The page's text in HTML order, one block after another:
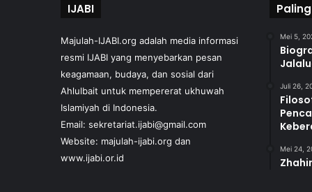
IJABI
Majulah-IJABI.org adalah media informasi
resmi IJABI yang menyebarkan pesan
keagamaan, budaya, dan sosial dari
Ahlulbait untuk mempererat ukhuwah
Islamiyah di Indonesia.
Email: sekretariat.ijabi@gmail.com
Website: majulah-ijabi.org dan
www.ijabi.or.id
Mei 5,
Juli 26,
Mei 24,